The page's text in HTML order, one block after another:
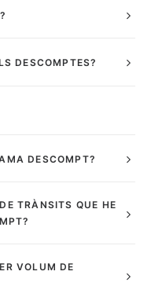
DESCOMPTES?
DESCOMPT?
TRÀNSITS QUE HE
VOLUM DE